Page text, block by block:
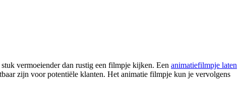
vermoeiender dan rustig een filmpje kijken. Een animatiefilmpje laten
zijn voor potentiële klanten. Het animatie filmpje kun je vervolgens